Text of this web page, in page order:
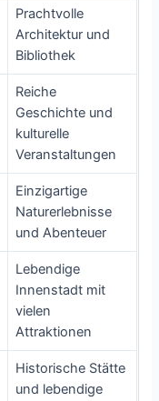
Prachtvolle
Architektur und
Bibliothek
Reiche
Geschichte und
kulturelle
Veranstaltungen
Einzigartige
Naturerlebnisse
und Abenteuer
Lebendige
Innenstadt mit
vielen
Attraktionen
Historische Stätte
und lebendige